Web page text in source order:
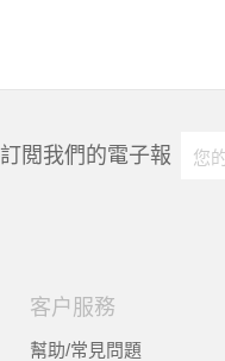
訂閲我們的電子報
客户服務
幫助/常見問題